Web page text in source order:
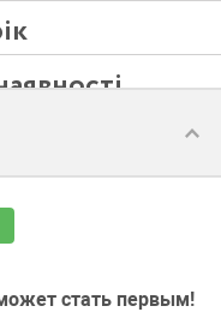
стать первым!